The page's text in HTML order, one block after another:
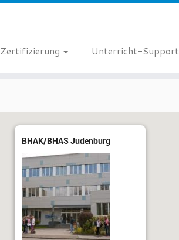
Zertifizierung Unterricht-Support
BHAK/BHAS Judenburg